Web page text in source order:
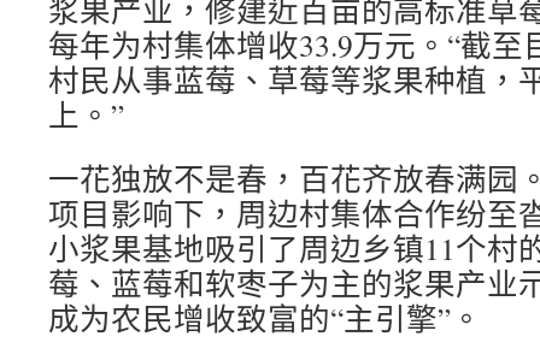
浆果产业，修建近百亩的高标准草
每年为村集体增收33.9万元。“截至
村民从事蓝莓、草莓等浆果种植，
上。”
一花独放不是春，百花齐放春满园
项目影响下，周边村集体合作纷至
小浆果基地吸引了周边乡镇11个村
莓、蓝莓和软枣子为主的浆果产业
成为农民增收致富的“主引擎”。